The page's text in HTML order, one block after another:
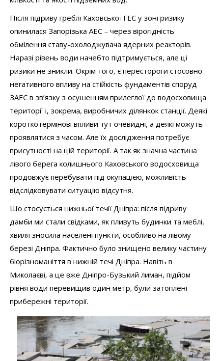
Після підриву греблі Каховської ГЕС у зоні ризику
опинилася Запорізька АЕС – через вірогідність
обмілення ставу-охолоджувача ядерних реакторів.
Наразі рівень води начебто підтримується, але ці
ризики не зникли. Окрім того, є перестороги стосовно
негативного впливу на стійкість фундаментів споруд
ЗАЕС в зв’язку з осушенням прилеглої до водосховища
території і, зокрема, виробничих ділянкок станції. Деякі
короткотермінові впливи тут очевидні, а деякі можуть
проявлятися з часом. Але їх дослідження потребує
присутності на цій території. А так як значна частина
лівого берега колишнього Каховського водосховища
продовжує перебувати під окупацією, можливість
відслідковувати ситуацію відсутня.
Що стосується нижньої течії Дніпра: після підриву
дамби ми стали свідками, як пливуть будинки та меблі,
хвиля зносила населені пункти, особливо на лівому
березі Дніпра. Фактично було знищено велику частину
біорізноманіття в нижній течі Дніпра. Навіть в
Миколаєві, а це вже Дніпро-Бузький лиман, підйом
рівня води перевищив один метр, були затоплені
прибережні території.